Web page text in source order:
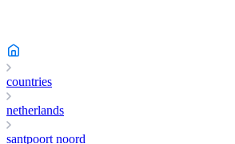
countries
netherlands
santpoort noord